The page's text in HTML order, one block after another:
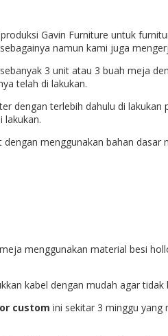
Gavin Furniture untuk
namun kami juga
3 unit atau 3 buah meja
telah di lakukan.
dengan terlebih dahulu di
lakukan.
menggunakan bahan
menggunakan material besi
kabel dengan mudah agar
custom ini sekitar 3 minggu yang